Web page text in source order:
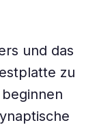
und das
zu